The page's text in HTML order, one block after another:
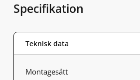
Specifikation
Teknisk data
Montagesätt